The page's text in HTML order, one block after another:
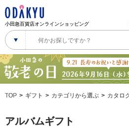
小田急百貨店オンラインショッピング
TOP ギフト カテゴリから選ぶ カタロ
アルバムギフト